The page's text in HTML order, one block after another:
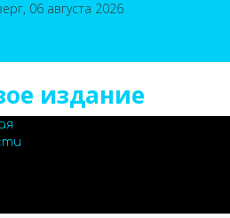
06 августа 2026